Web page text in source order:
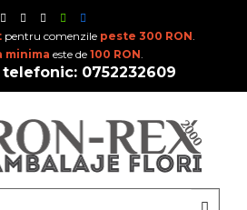
pentru comenzile peste 300 RON.
minima este de 100 RON.
0752232609